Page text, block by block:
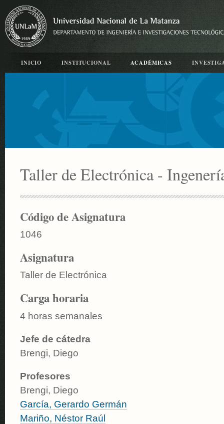
INICIO INSTITUCIONAL ACADÉMICAS
Taller de Electrónica -
Código de Asignatura
1046
Asignatura
Taller de Electrónica
Carga horaria
4 horas semanales
Jefe de cátedra
Brengi, Diego
Profesores
Brengi, Diego
García, Gerardo Germán
Mariño, Néstor Raúl